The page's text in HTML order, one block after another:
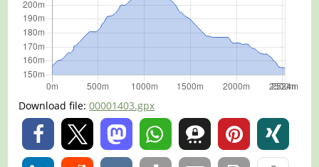
Download file:00001403.gpx
0